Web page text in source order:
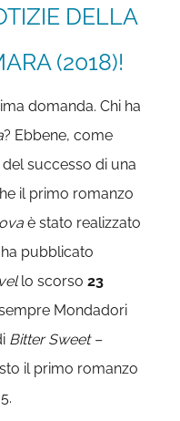
DELLA
(2018)!
domanda. Chi ha
? Ebbene, come
successo di una
il primo romanzo
è stato realizzato
pubblicato
lo scorso23
Mondadori
Bitter Sweet –
il primo romanzo